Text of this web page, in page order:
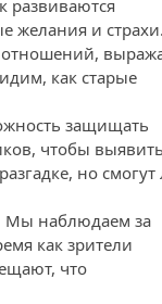
развиваются
желания и страхи.
как старые
защищать
чтобы выявить
но смогут
Мы наблюдаем за
как зрители
что